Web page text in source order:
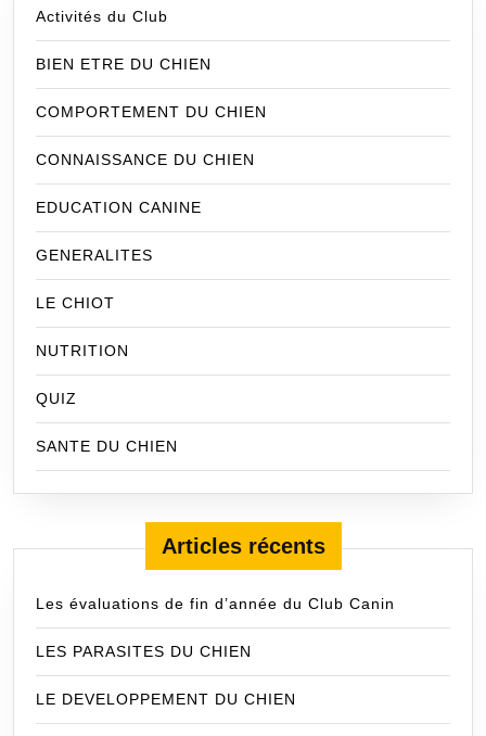
Activités du Club
BIEN ETRE DU CHIEN
COMPORTEMENT DU CHIEN
CONNAISSANCE DU CHIEN
EDUCATION CANINE
GENERALITES
LE CHIOT
NUTRITION
QUIZ
SANTE DU CHIEN
Articles récents
Les évaluations de fin d’année du Club Canin
LES PARASITES DU CHIEN
LE DEVELOPPEMENT DU CHIEN